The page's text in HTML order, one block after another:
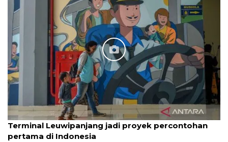
Terminal Leuwipanjang jadi proyek percontohan
pertama di Indonesia